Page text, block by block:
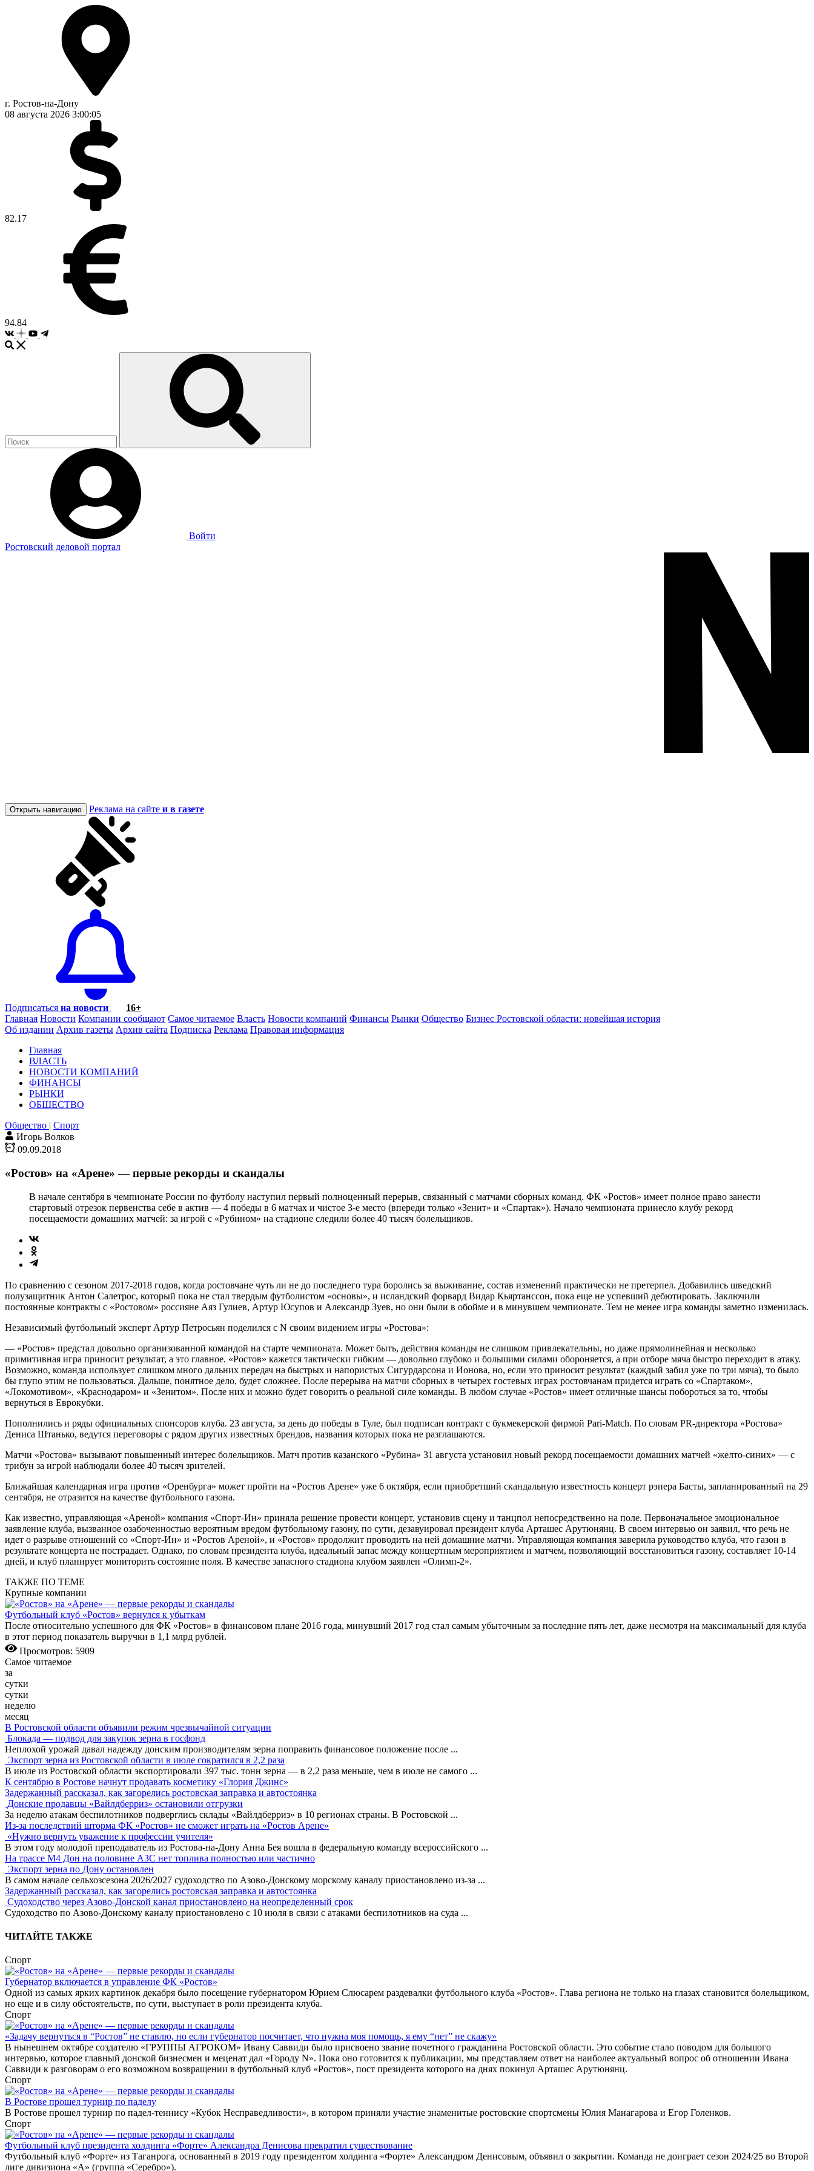
г. Ростов-на-Дону
08 августа 2026 3:00:05
82.17
94.84
Войти
Ростовский деловой портал
Открыть навигацию Реклама на сайте и в газете
Подписаться на новости
16+
Главная Новости Компании сообщают Самое читаемое Власть Новости компаний Финансы Рынки Общество Бизнес Ростовской области: новейшая история
Об издании Архив газеты Архив сайта Подписка Реклама Правовая информация
Главная
ВЛАСТЬ
НОВОСТИ КОМПАНИЙ
ФИНАНСЫ
РЫНКИ
ОБЩЕСТВО
Общество | Спорт
Игорь Волков
09.09.2018
«Ростов» на «Арене» — первые рекорды и скандалы
В начале сентября в чемпионате России по футболу наступил первый полноценный перерыв, связанный с матчами сборных команд. ФК «Ростов» имеет полное право занести
стартовый отрезок первенства себе в актив — 4 победы в 6 матчах и чистое 3-е место (впереди только «Зенит» и «Спартак»). Начало чемпионата принесло клубу рекорд
посещаемости домашних матчей: за игрой с «Рубином» на стадионе следили более 40 тысяч болельщиков.
По сравнению с сезоном 2017-2018 годов, когда ростовчане чуть ли не до последнего тура боролись за выживание, состав изменений практически не претерпел. Добавились шведский
полузащитник Антон Салетрос, который пока не стал твердым футболистом «основы», и исландский форвард Видар Кьяртанссон, пока еще не успевший дебютировать. Заключили
постоянные контракты с «Ростовом» россияне Аяз Гулиев, Артур Юсупов и Александр Зуев, но они были в обойме и в минувшем чемпионате. Тем не менее игра команды заметно изменилась.
Независимый футбольный эксперт Артур Петросьян поделился с N своим видением игры «Ростова»:
— «Ростов» предстал довольно организованной командой на старте чемпионата. Может быть, действия команды не слишком привлекательны, но даже прямолинейная и несколько
примитивная игра приносит результат, а это главное. «Ростов» кажется тактически гибким — довольно глубоко и большими силами обороняется, а при отборе мяча быстро переходит в атаку.
Возможно, команда использует слишком много дальних передач на быстрых и напористых Сигурдарсона и Ионова, но, если это приносит результат (каждый забил уже по три мяча), то было
бы глупо этим не пользоваться. Дальше, понятное дело, будет сложнее. После перерыва на матчи сборных в четырех гостевых играх ростовчанам придется играть со «Спартаком»,
«Локомотивом», «Краснодаром» и «Зенитом». После них и можно будет говорить о реальной силе команды. В любом случае «Ростов» имеет отличные шансы побороться за то, чтобы
вернуться в Еврокубки.
Пополнились и ряды официальных спонсоров клуба. 23 августа, за день до победы в Туле, был подписан контракт с букмекерской фирмой Pari-Match. По словам PR-директора «Ростова»
Дениса Штанько, ведутся переговоры с рядом других известных брендов, названия которых пока не разглашаются.
Матчи «Ростова» вызывают повышенный интерес болельщиков. Матч против казанского «Рубина» 31 августа установил новый рекорд посещаемости домашних матчей «желто-синих» — с
трибун за игрой наблюдали более 40 тысяч зрителей.
Ближайшая календарная игра против «Оренбурга» может пройти на «Ростов Арене» уже 6 октября, если приобретший скандальную известность концерт рэпера Басты, запланированный на 29
сентября, не отразится на качестве футбольного газона.
Как известно, управляющая «Ареной» компания «Спорт-Ин» приняла решение провести концерт, установив сцену и танцпол непосредственно на поле. Первоначальное эмоциональное
заявление клуба, вызванное озабоченностью вероятным вредом футбольному газону, по сути, дезавуировал президент клуба Арташес Арутюнянц. В своем интервью он заявил, что речь не
идет о разрыве отношений со «Спорт-Ин» и «Ростов Ареной», и «Ростов» продолжит проводить на ней домашние матчи. Управляющая компания заверила руководство клуба, что газон в
результате концерта не пострадает. Однако, по словам президента клуба, идеальный запас между концертным мероприятием и матчем, позволяющий восстановиться газону, составляет 10-14
дней, и клуб планирует мониторить состояние поля. В качестве запасного стадиона клубом заявлен «Олимп-2».
ТАКЖЕ ПО ТЕМЕ
Крупные компании
Футбольный клуб «Ростов» вернулся к убыткам
После относительно успешного для ФК «Ростов» в финансовом плане 2016 года, минувший 2017 год стал самым убыточным за последние пять лет, даже несмотря на максимальный для клуба
в этот период показатель выручки в 1,1 млрд рублей.
Просмотров: 5909
Самое читаемое
за
сутки
сутки
неделю
месяц
В Ростовской области объявили режим чрезвычайной ситуации
Блокада — подвод для закупок зерна в госфонд
Неплохой урожай давал надежду донским производителям зерна поправить финансовое положение после ...
Экспорт зерна из Ростовской области в июле сократился в 2,2 раза
В июле из Ростовской области экспортировали 397 тыс. тонн зерна — в 2,2 раза меньше, чем в июле не самого ...
К сентябрю в Ростове начнут продавать косметику «Глория Джинс»
Задержанный рассказал, как загорелись ростовская заправка и автостоянка
Донские продавцы «Вайлдберриз» остановили отгрузки
За неделю атакам беспилотников подверглись склады «Вайлдберриз» в 10 регионах страны. В Ростовской ...
Из-за последствий шторма ФК «Ростов» не сможет играть на «Ростов Арене»
«Нужно вернуть уважение к профессии учителя»
В этом году молодой преподаватель из Ростова-на-Дону Анна Бея вошла в федеральную команду всероссийского ...
На трассе М4 Дон на половине АЗС нет топлива полностью или частично
Экспорт зерна по Дону остановлен
В самом начале сельхозсезона 2026/2027 судоходство по Азово-Донскому морскому каналу приостановлено из-за ...
Задержанный рассказал, как загорелись ростовская заправка и автостоянка
Судоходство через Азово-Донской канал приостановлено на неопределенный срок
Судоходство по Азово-Донскому каналу приостановлено с 10 июля в связи с атаками беспилотников на суда ...
ЧИТАЙТЕ ТАКЖЕ
Спорт
Губернатор включается в управление ФК «Ростов»
Одной из самых ярких картинок декабря было посещение губернатором Юрием Слюсарем раздевалки футбольного клуба «Ростов». Глава региона не только на глазах становится болельщиком,
но еще и в силу обстоятельств, по сути, выступает в роли президента клуба.
Спорт
«Задачу вернуться в “Ростов” не ставлю, но если губернатор посчитает, что нужна моя помощь, я ему “нет” не скажу»
В нынешнем октябре создателю «ГРУППЫ АГРОКОМ» Ивану Саввиди было присвоено звание почетного гражданина Ростовской области. Это событие стало поводом для большого
интервью, которое главный донской бизнесмен и меценат дал «Городу N». Пока оно готовится к публикации, мы представляем ответ на наиболее актуальный вопрос об отношении Ивана
Саввиди к разговорам о его возможном возвращении в футбольный клуб «Ростов», пост президента которого на днях покинул Арташес Арутюнянц.
Спорт
В Ростове прошел турнир по паделу
В Ростове прошел турнир по падел-теннису «Кубок Несправедливости», в котором приняли участие знаменитые ростовские спортсмены Юлия Манагарова и Егор Голенков.
Спорт
Футбольный клуб президента холдинга «Форте» Александра Денисова прекратил существование
Футбольный клуб «Форте» из Таганрога, основанный в 2019 году президентом холдинга «Форте» Александром Денисовым, объявил о закрытии. Команда не доиграет сезон 2024/25 во Второй
лиге дивизиона «А» (группа «Серебро»).